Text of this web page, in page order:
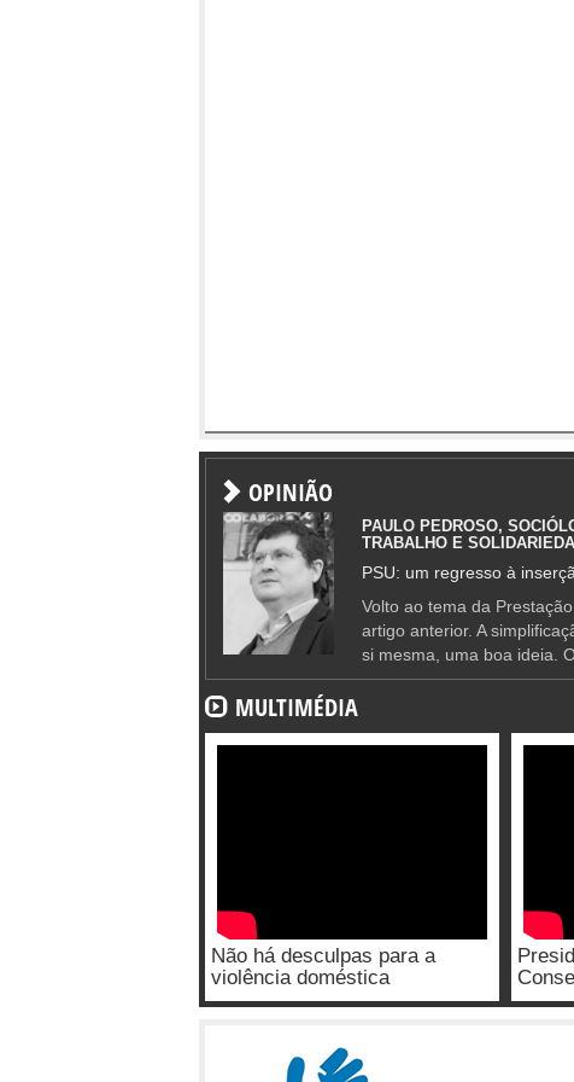
OPINIÃO
PAULO PEDROSO,
TRABALHO E
PSU: um regresso à
Volto ao tema da
artigo anterior. A
si mesma, uma boa ideia.
MULTIMÉDIA
Não há desculpas para a
violência doméstica